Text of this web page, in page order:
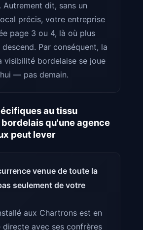
Autrement dit, sans un
précis, votre entreprise
page 3 ou 4, là où plus
Par conséquent, la
visibilité bordelaise se joue
— pas demain.
au tissu
qu'une agence
peut lever
venue de toute la
seulement de votre
aux Chartrons est en
directe avec ses confrères